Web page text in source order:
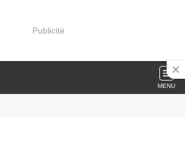
Publicité
MENU